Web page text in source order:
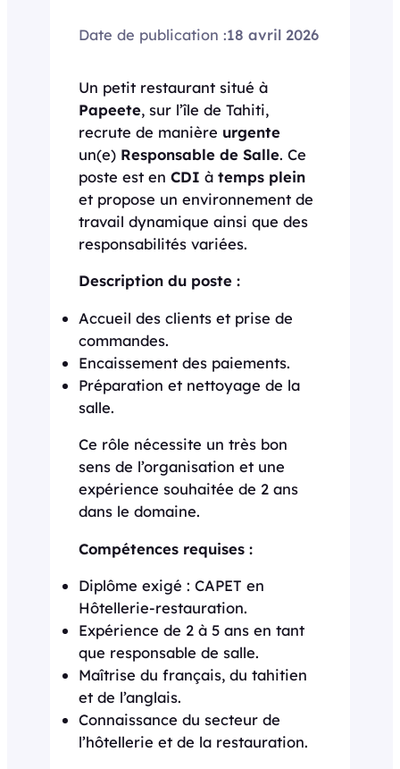
Date de publication :18 avril 2026
Un petit restaurant situé à
Papeete, sur l’île de Tahiti,
recrute de manière urgente
un(e) Responsable de Salle. Ce
poste est en CDI à temps plein
et propose un environnement de
travail dynamique ainsi que des
responsabilités variées.
Description du poste :
Accueil des clients et prise de
commandes.
Encaissement des paiements.
Préparation et nettoyage de la
salle.
Ce rôle nécessite un très bon
sens de l’organisation et une
expérience souhaitée de 2 ans
dans le domaine.
Compétences requises :
Diplôme exigé : CAPET en
Hôtellerie-restauration.
Expérience de 2 à 5 ans en tant
que responsable de salle.
Maîtrise du français, du tahitien
et de l’anglais.
Connaissance du secteur de
l’hôtellerie et de la restauration.